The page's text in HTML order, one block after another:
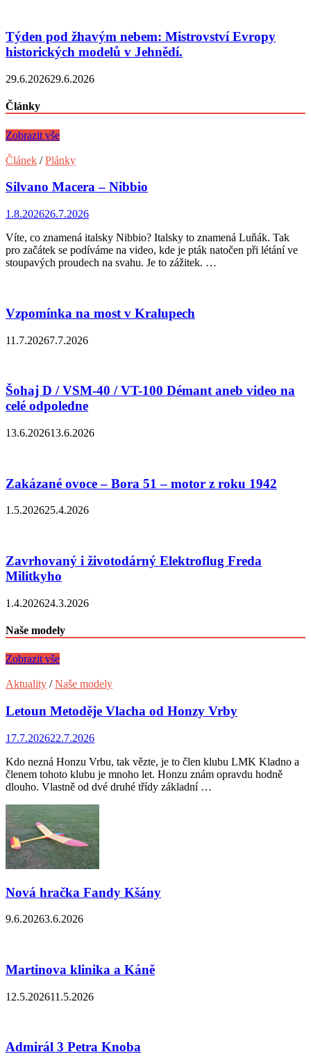
Týden pod žhavým nebem: Mistrovství Evropy
historických modelů v Jehnědí.
29.6.202629.6.2026
Články
Zobrazit vše
Článek /Plánky
Silvano Macera – Nibbio
1.8.202626.7.2026
Víte, co znamená italsky Nibbio? Italsky to znamená Luňák. Tak
pro začátek se podíváme na video, kde je pták natočen při létání ve
stoupavých proudech na svahu. Je to zážitek. …
Vzpomínka na most v Kralupech
11.7.20267.7.2026
Šohaj D / VSM-40 / VT-100 Démant aneb video na
celé odpoledne
13.6.202613.6.2026
Zakázané ovoce – Bora 51 – motor z roku 1942
1.5.202625.4.2026
Zavrhovaný i životodárný Elektroflug Freda
Militkyho
1.4.202624.3.2026
Naše modely
Zobrazit vše
Aktuality /Naše modely
Letoun Metoděje Vlacha od Honzy Vrby
17.7.202622.7.2026
Kdo nezná Honzu Vrbu, tak vězte, je to člen klubu LMK Kladno a
členem tohoto klubu je mnoho let. Honzu znám opravdu hodně
dlouho. Vlastně od dvé druhé třídy základní …
Nová hračka Fandy Kšány
9.6.20263.6.2026
Martinova klinika a Káně
12.5.202611.5.2026
Admirál 3 Petra Knoba